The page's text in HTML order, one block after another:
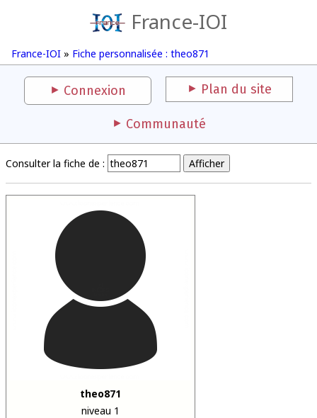
France-IOI
France-IOI » Fiche personnalisée : theo871
Connexion Plan du site
Communauté
Consulter la fiche de :
theo871
niveau 1